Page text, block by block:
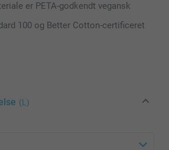
er PETA-godkendt vegansk
100 og Better Cotton-certificeret
(L)